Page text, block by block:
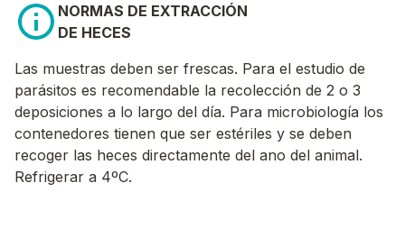
NORMAS DE EXTRACCIÓN
DE HECES
Las muestras deben ser frescas. Para el estudio de
parásitos es recomendable la recolección de 2 o 3
deposiciones a lo largo del día. Para microbiología los
contenedores tienen que ser estériles y se deben
recoger las heces directamente del ano del animal.
Refrigerar a 4ºC.